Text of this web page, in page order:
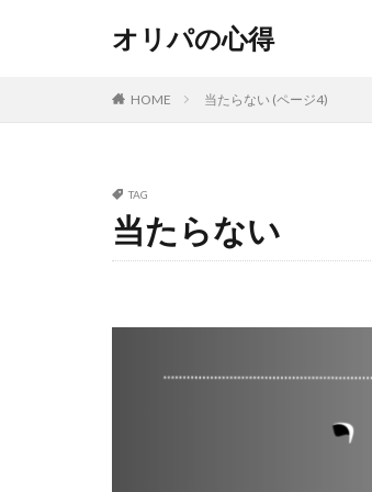
オリパの心得
HOME 当たらない (ページ4)
TAG
当たらない